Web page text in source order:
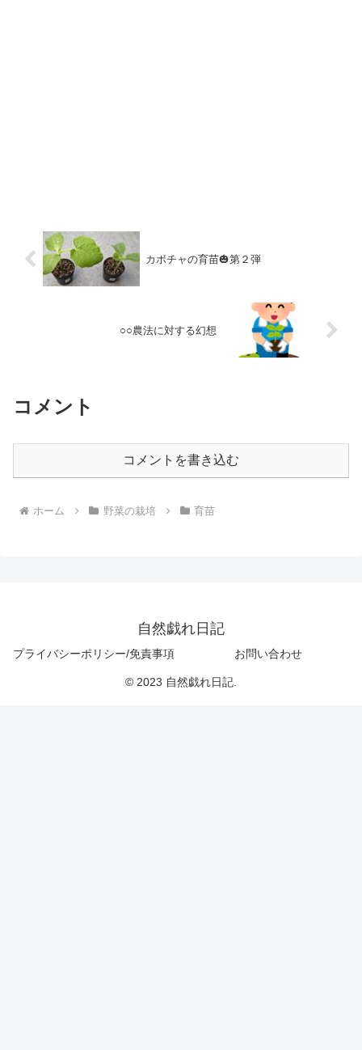
カボチャの育苗🎃第２弾
○○農法に対する幻想
コメント
コメントを書き込む
ホーム 野菜の栽培 育苗
自然戯れ日記
プライバシーポリシー/免責事項 お問い合わせ
© 2023 自然戯れ日記.